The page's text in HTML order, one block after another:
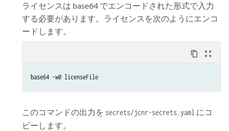
ライセンスは base64 でエンコードされた形式で入力
する必要があります。ライセンスを次のようにエンコ
ードします。
content_copy zoom_out_map
base64 -w0 licenseFile
このコマンドの出力を secrets/jcnr-secrets.yaml にコ
ピーします。